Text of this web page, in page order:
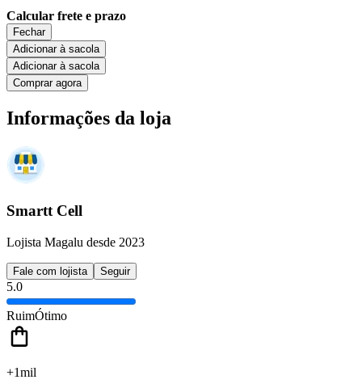
Calcular frete e prazo
Fechar
Adicionar à sacola
Adicionar à sacola
Comprar agora
Informações da loja
Smartt Cell
Lojista Magalu desde 2023
Fale com lojista Seguir
5.0
RuimÓtimo
+1mil